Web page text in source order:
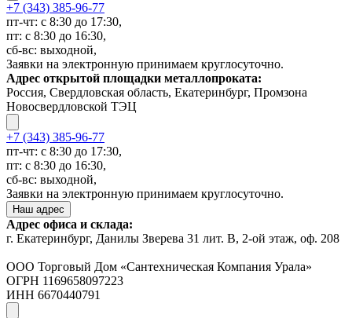
+7 (343) 385-96-77
пт-чт: с 8:30 до 17:30,
пт: с 8:30 до 16:30,
сб-вс: выходной,
Заявки на электронную принимаем круглосуточно.
Адрес открытой площадки металлопроката:
Россия, Свердловская область, Екатеринбург, Промзона
Новосвердловской ТЭЦ
+7 (343) 385-96-77
пт-чт: с 8:30 до 17:30,
пт: с 8:30 до 16:30,
сб-вс: выходной,
Заявки на электронную принимаем круглосуточно.
Наш адрес
Адрес офиса и склада:
г. Екатеринбург, Данилы Зверева 31 лит. В, 2-ой этаж, оф. 208
ООО Торговый Дом «Сантехническая Компания Урала»
ОГРН 1169658097223
ИНН 6670440791